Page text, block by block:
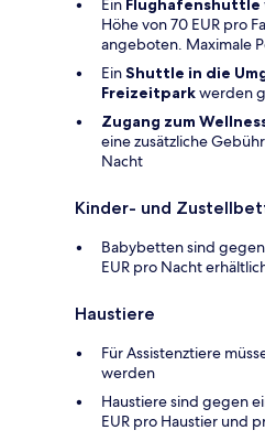
Ein Flughafenshuttle
Höhe von 70 EUR pro
angeboten. Maximale
EinShuttle in die
Freizeitparkwerden
Zugang zum
eine zusätzliche
Nacht
Kinder- und
Babybetten sind
EUR pro Nacht
Haustiere
Für Assistenztiere
werden
Haustiere sind gegen
EUR pro Haustier und